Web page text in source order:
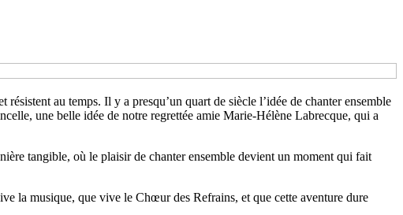
au temps. Il y a presqu’un quart de siècle l’idée de chanter ensemble
une belle idée de notre regrettée amie Marie-Hélène Labrecque, qui a
tangible, où le plaisir de chanter ensemble devient un moment qui fait
la musique, que vive le Chœur des Refrains, et que cette aventure dure